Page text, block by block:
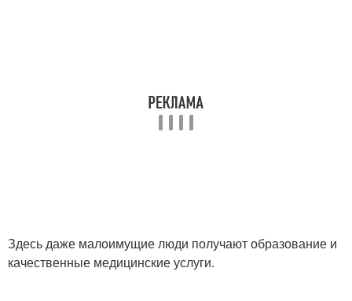
Здесь даже малоимущие люди получают образование и
качественные медицинские услуги.